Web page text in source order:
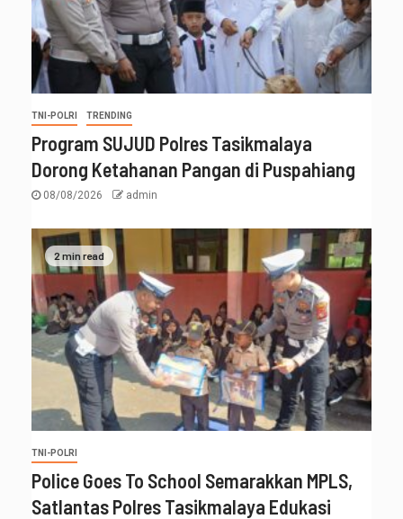
TNI-POLRI TRENDING
Program SUJUD Polres Tasikmalaya
Dorong Ketahanan Pangan di Puspahiang
08/08/2026 admin
2 min read
TNI-POLRI
Police Goes To School Semarakkan MPLS,
Satlantas Polres Tasikmalaya Edukasi